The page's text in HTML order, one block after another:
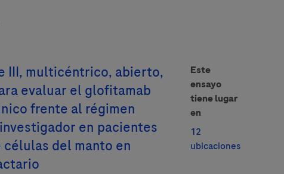
III, multicéntrico, abierto,
evaluar el glofitamab
frente al régimen
en pacientes
del manto en
Este
ensayo
tiene lugar
en
12
ubicaciones
electrónico